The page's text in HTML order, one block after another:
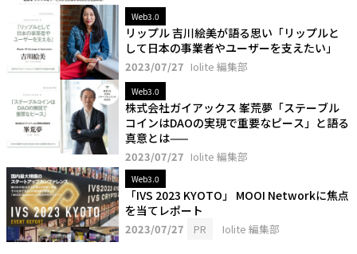
Web3.0
リップル 吉川絵美が語る思い「リップルと
して日本の事業者やユーザーを支えたい」
2023/07/27 Iolite 編集部
Web3.0
株式会社ガイアックス 峯荒夢「ステーブル
コインはDAOの実現で重要なピース」と語る
真意とは——
2023/07/27 Iolite 編集部
Web3.0
「IVS 2023 KYOTO」 MOOI Networkに焦点
を当てレポート
2023/07/27 PR Iolite 編集部